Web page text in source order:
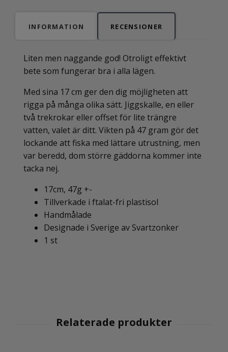
INFORMATION RECENSIONER
Liten men naggande god! Otroligt effektivt
bete som fungerar bra i alla lägen.
Med sina 17 cm ger den dig möjligheten att
rigga på många olika sätt. Jiggskalle, en eller
två trekrokar eller offset för lite trängre
vatten, valet är ditt. Vikten på 47 gram gör det
lockande att fiska med lättare utrustning, men
var beredd, dom större gäddorna kommer inte
tacka nej.
17cm, 47g +-
Tillverkade i ftalat-fri plastisol
Handmålade
Designade i Sverige av Svartzonker
1 st